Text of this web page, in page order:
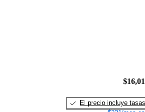
El precio incluye tasas